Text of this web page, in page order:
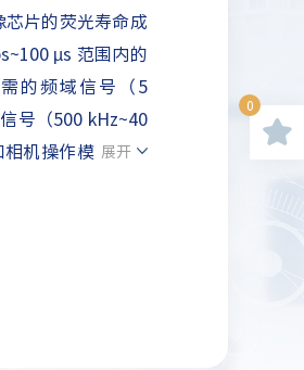
片的荧光寿命成
µs 范围内的
的频域信号（5
号（500 kHz~40
机操作模式的控
展开
0